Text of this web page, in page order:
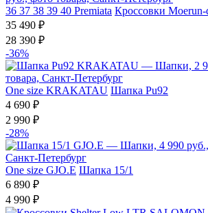
36 37 38 39 40 Premiata Кроссовки Moerun-
35 490 ₽
28 390 ₽
-36%
One size KRAKATAU Шапка Pu92
4 690 ₽
2 990 ₽
-28%
One size GJO.E Шапка 15/1
6 890 ₽
4 990 ₽